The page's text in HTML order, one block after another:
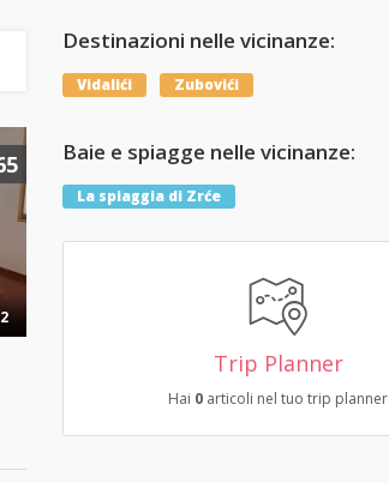
Destinazioni nelle vicinanze:
Vidalići Zubovići
Baie e spiagge nelle vicinanze:
La spiaggia di Zrće
Trip Planner
Hai 0 articoli nel tuo trip planner